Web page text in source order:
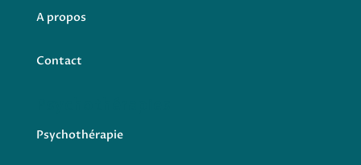
A propos
Contact
Psychothérapie